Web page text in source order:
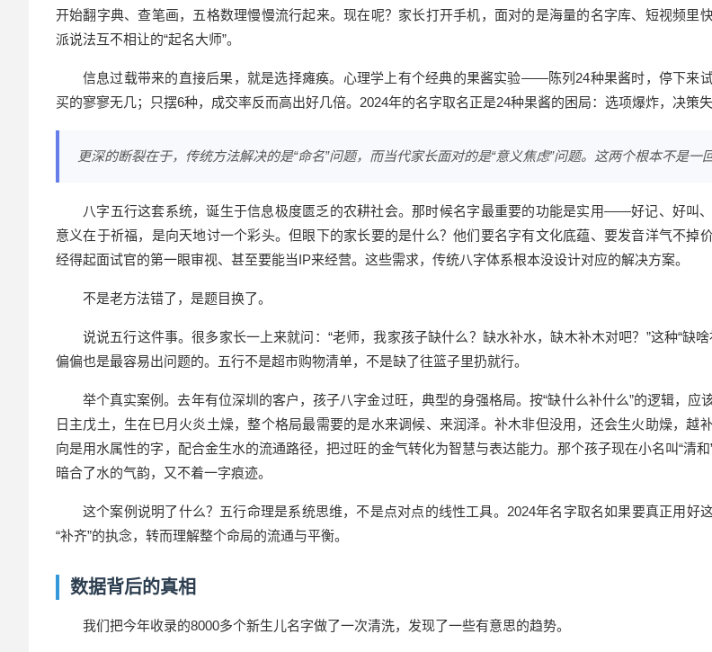
开始翻字典、查笔画，五格数理慢慢流行起来。现在呢？家长打开手机，面对的是海量的名字库、短视频里
派说法互不相让的“起名大师”。
信息过载带来的直接后果，就是选择瘫痪。心理学上有个经典的果酱实验——陈列24种果酱时，停下来
买的寥寥无几；只摆6种，成交率反而高出好几倍。2024年的名字取名正是24种果酱的困局：选项爆炸，决策失
更深的断裂在于，传统方法解决的是“命名”问题，而当代家长面对的是“意义焦虑”问题。这两个根本不是一回
八字五行这套系统，诞生于信息极度匮乏的农耕社会。那时候名字最重要的功能是实用——好记、好叫
意义在于祈福，是向天地讨一个彩头。但眼下的家长要的是什么？他们要名字有文化底蕴、要发音洋气不掉
经得起面试官的第一眼审视、甚至要能当IP来经营。这些需求，传统八字体系根本没设计对应的解决方案。
不是老方法错了，是题目换了。
说说五行这件事。很多家长一上来就问：“老师，我家孩子缺什么？缺水补水，缺木补木对吧？”这种“缺啥
偏偏也是最容易出问题的。五行不是超市购物清单，不是缺了往篮子里扔就行。
举个真实案例。去年有位深圳的客户，孩子八字金过旺，典型的身强格局。按“缺什么补什么”的逻辑，应
日主戊土，生在巳月火炎土燥，整个格局最需要的是水来调候、来润泽。补木非但没用，还会生火助燥，越
向是用水属性的字，配合金生水的流通路径，把过旺的金气转化为智慧与表达能力。那个孩子现在小名叫“清
暗合了水的气韵，又不着一字痕迹。
这个案例说明了什么？五行命理是系统思维，不是点对点的线性工具。2024年名字取名如果要真正用好
“补齐”的执念，转而理解整个命局的流通与平衡。
数据背后的真相
我们把今年收录的8000多个新生儿名字做了一次清洗，发现了一些有意思的趋势。